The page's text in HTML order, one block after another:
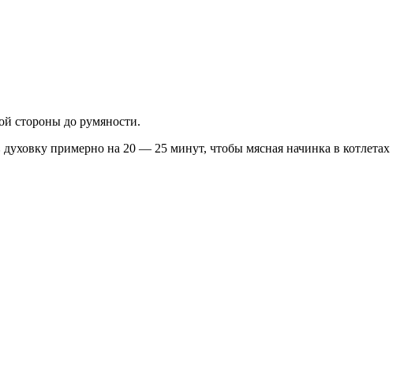
стороны до румяности.
примерно на 20 — 25 минут, чтобы мясная начинка в котлетах